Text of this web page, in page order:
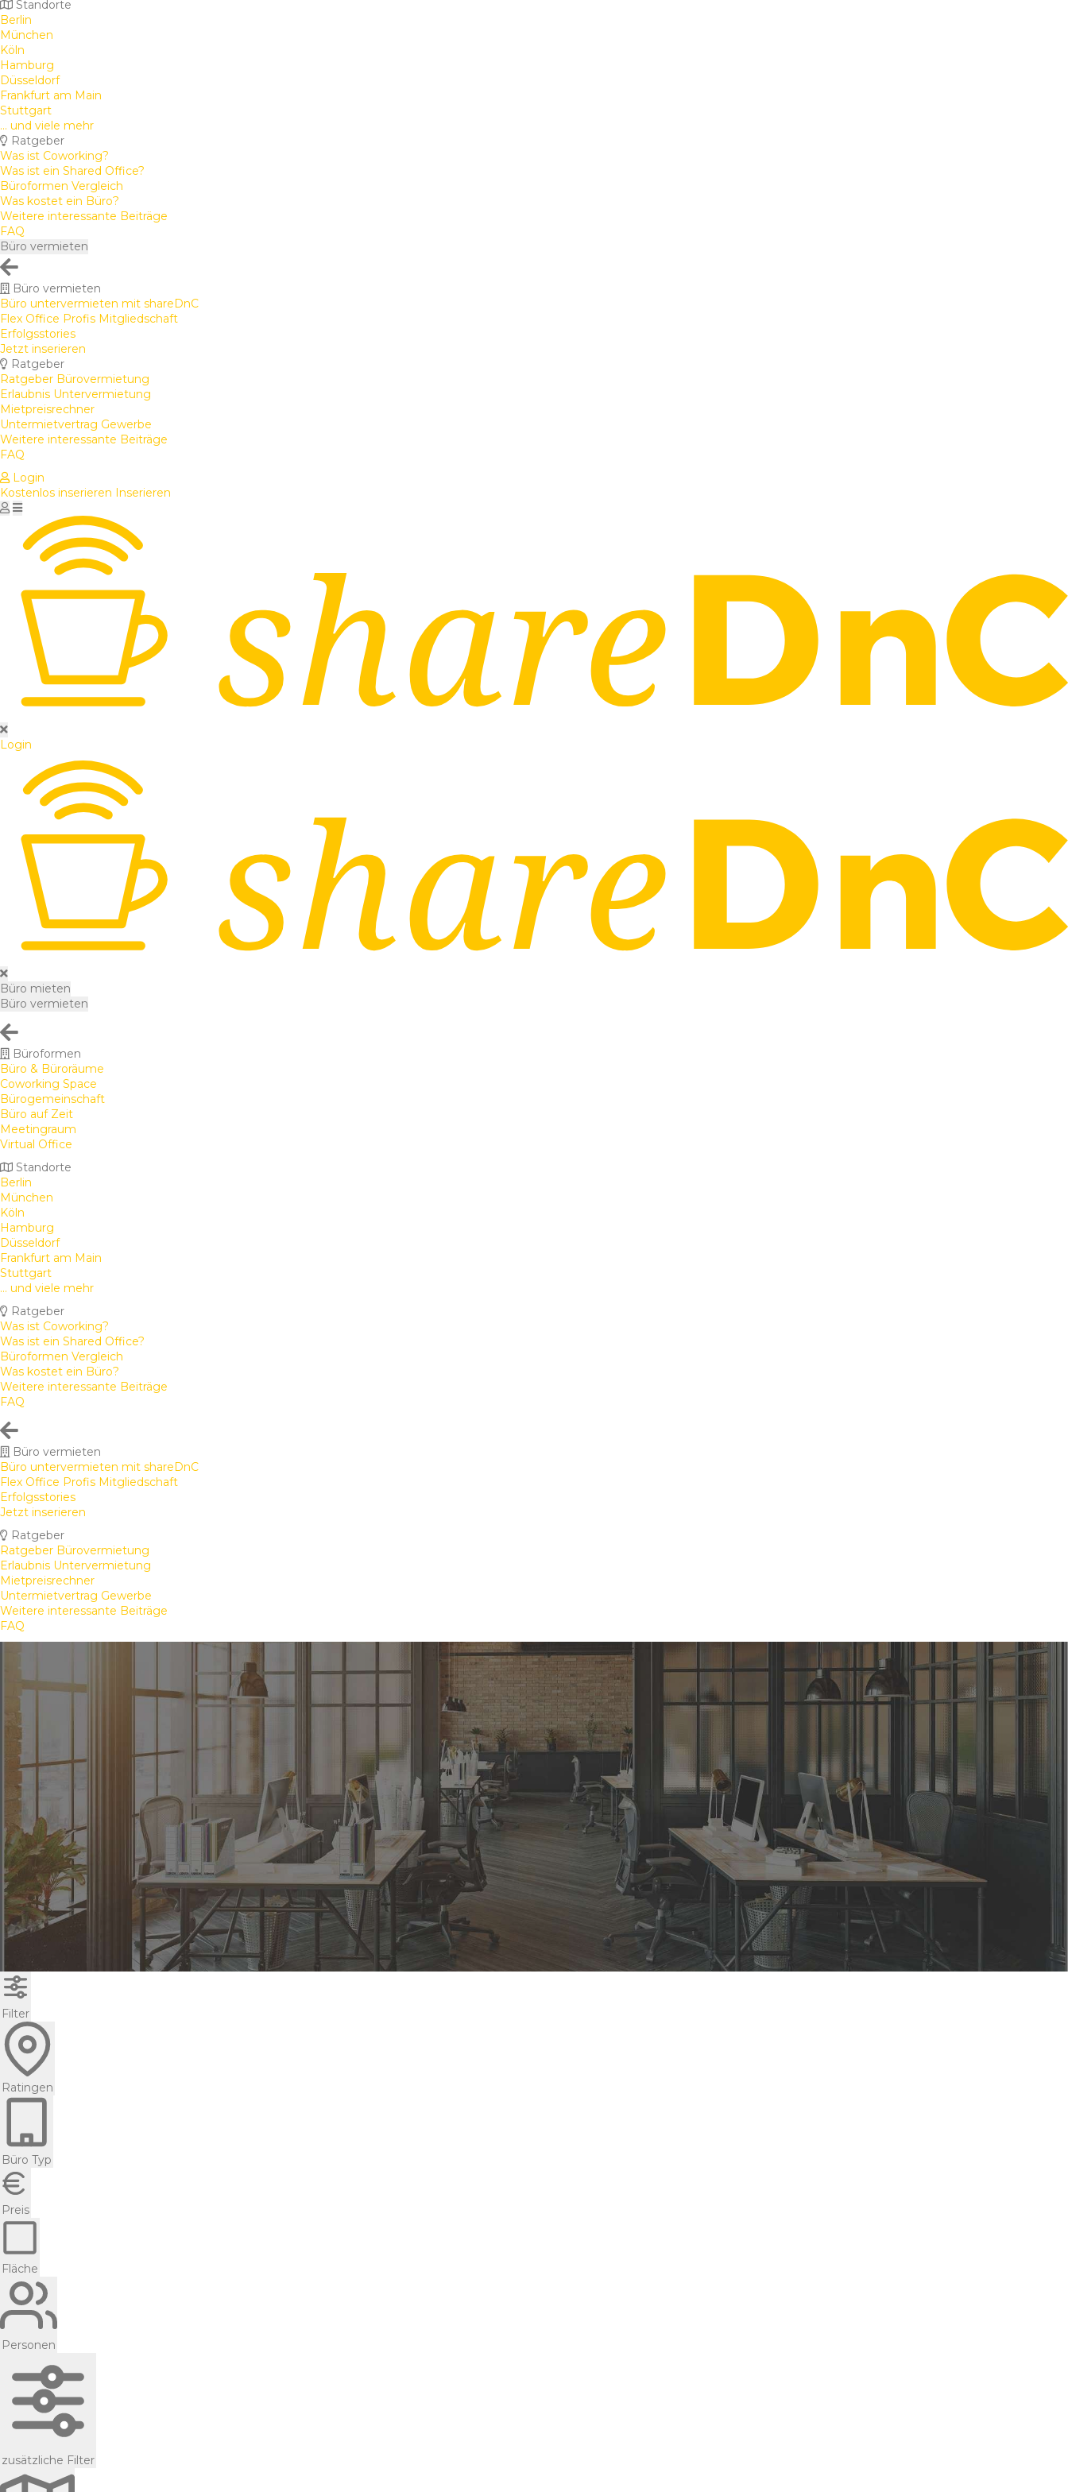
Standorte
Berlin
München
Köln
Hamburg
Düsseldorf
Frankfurt am Main
Stuttgart
... und viele mehr
Ratgeber
Was ist Coworking?
Was ist ein Shared Office?
Büroformen Vergleich
Was kostet ein Büro?
Weitere interessante Beiträge
FAQ
Büro vermieten
Büro vermieten
Büro untervermieten mit shareDnC
Flex Office Profis Mitgliedschaft
Erfolgsstories
Jetzt inserieren
Ratgeber
Ratgeber Bürovermietung
Erlaubnis Untervermietung
Mietpreisrechner
Untermietvertrag Gewerbe
Weitere interessante Beiträge
FAQ
Login
Kostenlos inserieren Inserieren
Login
Büro mieten
Büro vermieten
Büroformen
Büro & Büroräume
Coworking Space
Bürogemeinschaft
Büro auf Zeit
Meetingraum
Virtual Office
Standorte
Berlin
München
Köln
Hamburg
Düsseldorf
Frankfurt am Main
Stuttgart
... und viele mehr
Ratgeber
Was ist Coworking?
Was ist ein Shared Office?
Büroformen Vergleich
Was kostet ein Büro?
Weitere interessante Beiträge
FAQ
Büro vermieten
Büro untervermieten mit shareDnC
Flex Office Profis Mitgliedschaft
Erfolgsstories
Jetzt inserieren
Ratgeber
Ratgeber Bürovermietung
Erlaubnis Untervermietung
Mietpreisrechner
Untermietvertrag Gewerbe
Weitere interessante Beiträge
FAQ
Filter
Ratingen
Büro Typ
Preis
Fläche
Personen
zusätzliche Filter